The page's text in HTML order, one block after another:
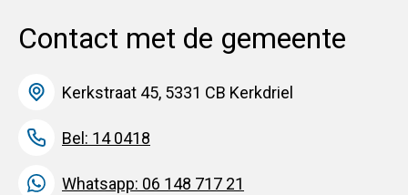
Contact met de gemeente
Kerkstraat 45, 5331 CB Kerkdriel
Bel: 14 0418
Whatsapp: 06 148 717 21